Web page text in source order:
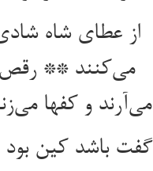
از عطای شاه
می‌کنند ** رقص
می‌آرند و کفها
گفت باشد کین بود